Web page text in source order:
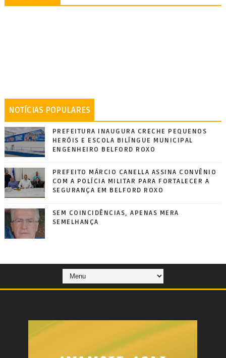
NOTÍCIAS POPULARES
PREFEITURA INAUGURA CRECHE PEQUENOS
HERÓIS E ESCOLA BILÍNGUE MUNICIPAL
ENGENHEIRO BELFORD ROXO
PREFEITO MÁRCIO CANELLA ASSINA CONVÊNIO
COM A POLÍCIA MILITAR PARA FORTALECER A
SEGURANÇA EM BELFORD ROXO
SEM COINCIDÊNCIAS, APENAS MERA
SEMELHANÇA